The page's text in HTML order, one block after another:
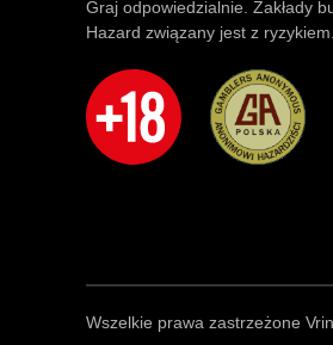
Graj odpowiedzialnie. Zakłady
Hazard związany jest z ryzykiem.
Wszelkie prawa zastrzeżone